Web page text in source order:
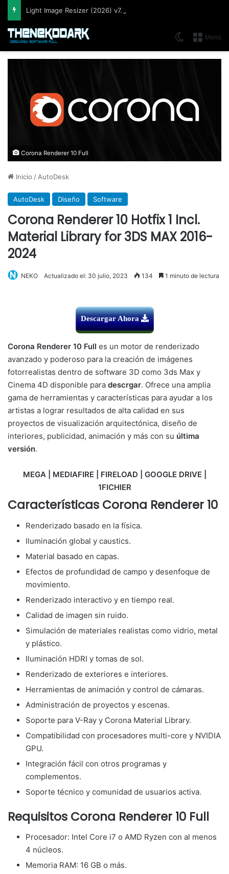
Menú
Switch skin
Corona Renderer 10 Full
Inicio /AutoDesk
AutoDesk Diseño Software
Corona Renderer 10 Hotfix 1 Incl.
Material Library for 3DS MAX 2016-
2024
NEKO Actualizado el: 30 julio, 2023 134 1 minuto de lectura
Descargar Ahora
Corona Renderer 10 Full es un motor de renderizado
avanzado y poderoso para la creación de imágenes
fotorrealistas dentro de software 3D como 3ds Max y
Cinema 4D disponible para descrgar. Ofrece una amplia
gama de herramientas y características para ayudar a los
artistas a lograr resultados de alta calidad en sus
proyectos de visualización arquitectónica, diseño de
interiores, publicidad, animación y más con su última
versión.
MEGA | MEDIAFIRE | FIRELOAD | GOOGLE DRIVE |
1FICHIER
Características Corona Renderer 10
Renderizado basado en la física.
Iluminación global y caustics.
Material basado en capas.
Efectos de profundidad de campo y desenfoque de
movimiento.
Renderizado interactivo y en tiempo real.
Calidad de imagen sin ruido.
Simulación de materiales realistas como vidrio, metal
y plástico.
Iluminación HDRI y tomas de sol.
Renderizado de exteriores e interiores.
Herramientas de animación y control de cámaras.
Administración de proyectos y escenas.
Soporte para V-Ray y Corona Material Library.
Compatibilidad con procesadores multi-core y NVIDIA
GPU.
Integración fácil con otros programas y
complementos.
Soporte técnico y comunidad de usuarios activa.
Requisitos Corona Renderer 10 Full
Procesador: Intel Core i7 o AMD Ryzen con al menos
4 núcleos.
Memoria RAM: 16 GB o más.